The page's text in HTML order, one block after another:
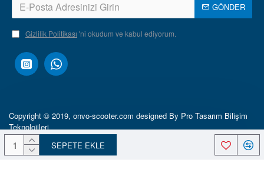
SEPETE EKLE
GÖNDER
Gizlilik Politikası 'ni okudum ve kabul ediyorum.
Copyright © 2019, onvo-scooter.com designed By Pro Tasarım Bilişim
Teknolojileri